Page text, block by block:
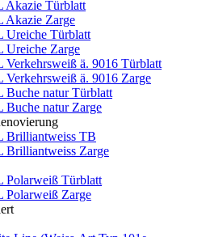
Akazie Türblatt
Akazie Zarge
Ureiche Türblatt
Ureiche Zarge
Verkehrsweiß ä. 9016 Türblatt
Verkehrsweiß ä. 9016 Zarge
Buche natur Türblatt
Buche natur Zarge
Brilliantweiss TB
Brilliantweiss Zarge
Polarweiß Türblatt
Polarweiß Zarge